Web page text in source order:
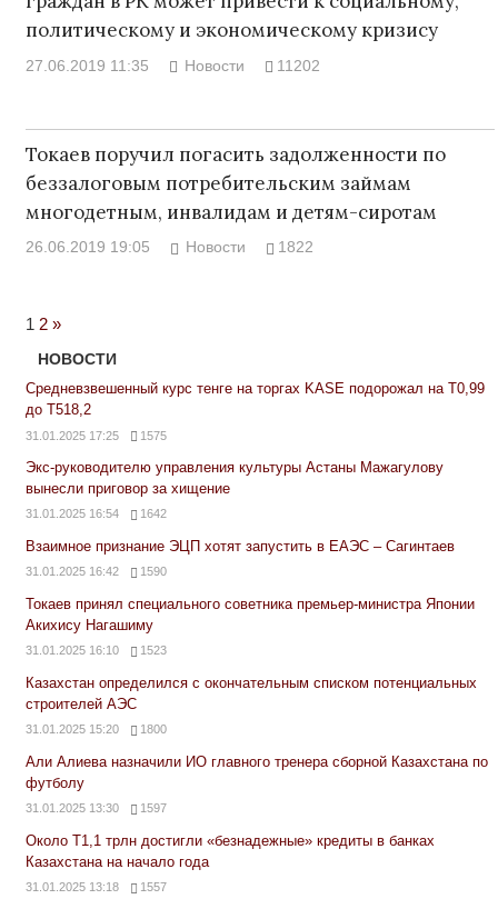
политическому и экономическому кризису
27.06.2019 11:35 Новости 11202
Токаев поручил погасить задолженности по
беззалоговым потребительским займам
многодетным, инвалидам и детям-сиротам
26.06.2019 19:05 Новости 1822
1 2 Next
Posts
»
НОВОСТИ
Средневзвешенный курс тенге на торгах KASE подорожал на Т0,99
до Т518,2
31.01.2025 17:25 1575
Экс-руководителю управления культуры Астаны Мажагулову
вынесли приговор за хищение
31.01.2025 16:54 1642
Взаимное признание ЭЦП хотят запустить в ЕАЭС – Сагинтаев
31.01.2025 16:42 1590
Токаев принял специального советника премьер-министра Японии
Акихису Нагашиму
31.01.2025 16:10 1523
Казахстан определился с окончательным списком потенциальных
строителей АЭС
31.01.2025 15:20 1800
Али Алиева назначили ИО главного тренера сборной Казахстана по
футболу
31.01.2025 13:30 1597
Около Т1,1 трлн достигли «безнадежные» кредиты в банках
Казахстана на начало года
31.01.2025 13:18 1557